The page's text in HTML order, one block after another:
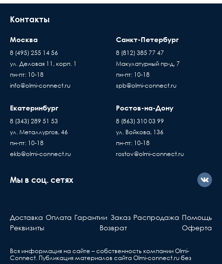
Контакты
Москва
8 (495) 255 14 56
ул. Деловая 11, корп. 1
пн-пт: 10-18
info@olmi-connect.ru
Санкт-Петербург
8 (812) 385 77 47
Макулатурный пр-д, 7
пн-пт: 10-18
spb@olmi-connect.ru
Екатеринбург
8 (343) 289 51 53
ул. Металлургов, 46
пн-пт: 10-18
ekb@olmi-connect.ru
Ростов-на-Дону
8 (863) 310 03 99
ул. Войкова, 136
пн-пт: 10-18
rostov@olmi-connect.ru
Мы в соц. сетях
Доставка Оплата Гарантии Заказ Распродажа Помощь
Реквизиты
Возврат Оферта
Вся информация на сайте – собственность компании Olmi-
Сonnect. Публикация материалов сайта Olmi-connect.ru без